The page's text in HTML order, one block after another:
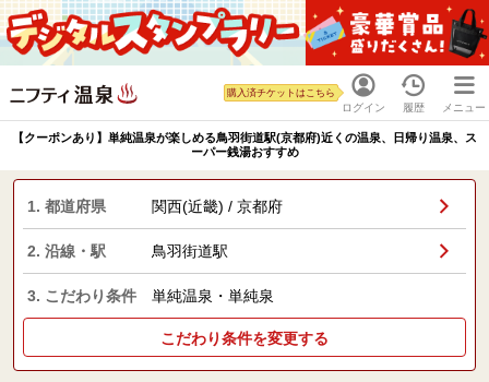
ログイン
購入済チケットはこちら
履歴 メニュー
【クーポンあり】単純温泉が楽しめる鳥羽街道駅(京都府)近くの温泉、日帰り温泉、ス
ーパー銭湯おすすめ
1. 都道府県 関西(近畿) / 京都府
2. 沿線・駅 鳥羽街道駅
3. こだわり条件 単純温泉・単純泉
こだわり条件を変更する